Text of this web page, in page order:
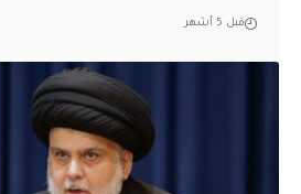
قبل 5 أشهر